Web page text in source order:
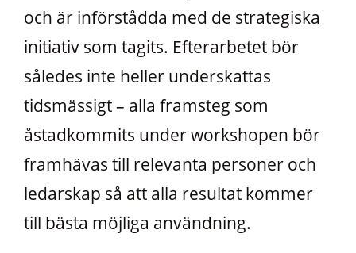
och är införstådda med de strategiska
initiativ som tagits. Efterarbetet bör
således inte heller underskattas
tidsmässigt – alla framsteg som
åstadkommits under workshopen bör
framhävas till relevanta personer och
ledarskap så att alla resultat kommer
till bästa möjliga användning.